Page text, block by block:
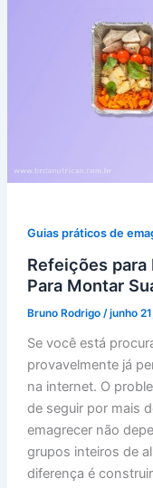
Guias práticos de
Refeições para
Para Montar
Bruno Rodrigo /junho
Se você está
provavelmente já
na internet. O
de seguir por mais
emagrecer não
grupos inteiros de
diferença é construir